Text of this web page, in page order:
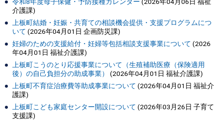
介護課)
上板町結婚・妊娠・共育ての相談機会提供・支援プログラムにつ
いて (2026年04月01日 企画防災課)
妊婦のための支援給付・妊婦等包括相談支援事業について (2026
年04月01日 福祉介護課)
上板町こうのとり応援事業について（生殖補助医療（保険適用
後）の自己負担分の助成事業）
(2026年04月01日 福祉介護課)
上板町不育症治療費等助成事業について (2026年04月01日 福祉介
護課)
上板町こども家庭センター開設について (2026年03月26日 子育て
支援課)